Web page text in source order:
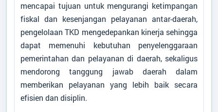
mencapai tujuan untuk mengurangi ketimpangan
fiskal dan kesenjangan pelayanan antar-daerah,
pengelolaan TKD mengedepankan kinerja sehingga
dapat memenuhi kebutuhan penyelenggaraan
pemerintahan dan pelayanan di daerah, sekaligus
mendorong tanggung jawab daerah dalam
memberikan pelayanan yang lebih baik secara
efisien dan disiplin.